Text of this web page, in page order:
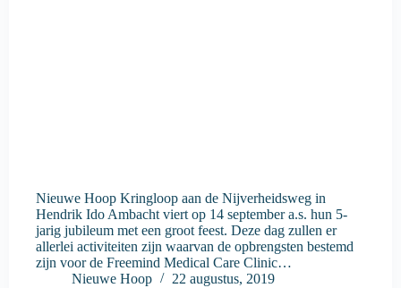
Nieuwe Hoop Kringloop aan de Nijverheidsweg in
Hendrik Ido Ambacht viert op 14 september a.s. hun 5-
jarig jubileum met een groot feest. Deze dag zullen er
allerlei activiteiten zijn waarvan de opbrengsten bestemd
zijn voor de Freemind Medical Care Clinic…
Nieuwe Hoop
22 augustus, 2019